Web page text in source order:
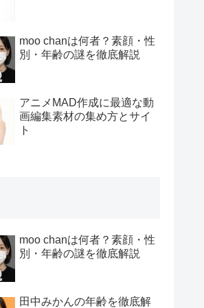
moo chanは何者？素顔・性
別・年齢の謎を徹底解説
アニメMAD作成に最適な動
画編集素材の集め方とサイ
ト
moo chanは何者？素顔・性
別・年齢の謎を徹底解説
田中みかんの年齢を徹底解